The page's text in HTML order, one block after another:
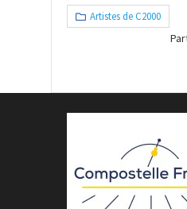
Artistes de C2000